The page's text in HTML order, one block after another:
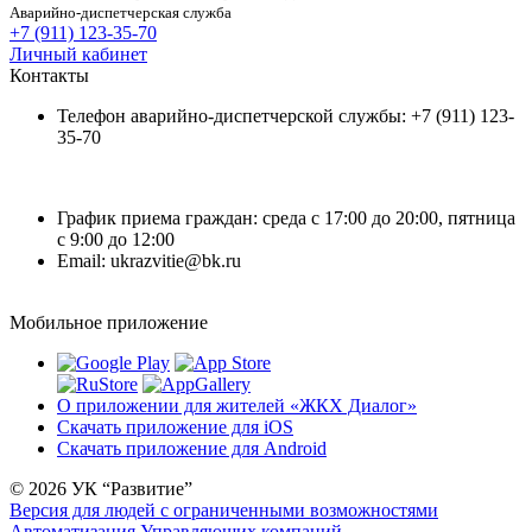
Аварийно-диспетчерская служба
+7 (911) 123-35-70
Личный кабинет
Контакты
Телефон аварийно-диспетчерской службы: +7 (911) 123-
35-70
График приема граждан: среда с 17:00 до 20:00, пятница
с 9:00 до 12:00
Email: ukrazvitie@bk.ru
Мобильное приложение
О приложении для жителей «ЖКХ Диалог»
Скачать приложение для iOS
Скачать приложение для Android
© 2026 УК “Развитие”
Версия для людей с ограниченными возможностями